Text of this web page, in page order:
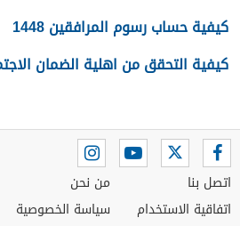
كيفية حساب رسوم المرافقين 1448
كيفية التحقق من اهلية الضمان
اتصل بنا
اتفاقية الاستخدام
من نحن
سياسة الخصوصية